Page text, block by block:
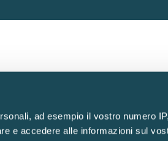
ad esempio il vostro numero IP,
e accedere alle informazioni sul
FAQ
Albo pretorio